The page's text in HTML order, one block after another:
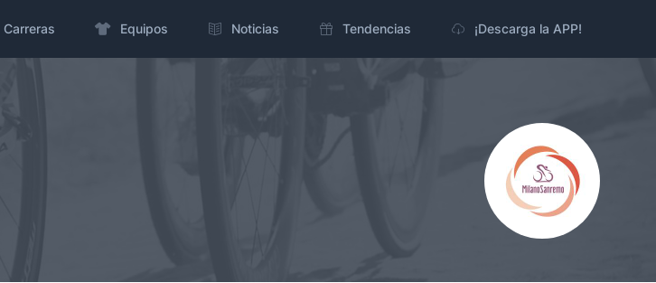
Carreras Equipos Noticias Tendencias ¡Descarga la APP!